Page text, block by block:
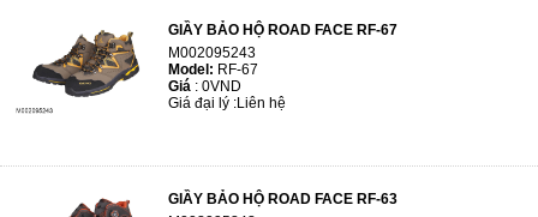
GIẦY BẢO HỘ ROAD FACE RF-67
M002095243
Model: RF-67
Giá : 0VND
Giá đại lý :Liên hệ
GIẦY BẢO HỘ ROAD FACE RF-63